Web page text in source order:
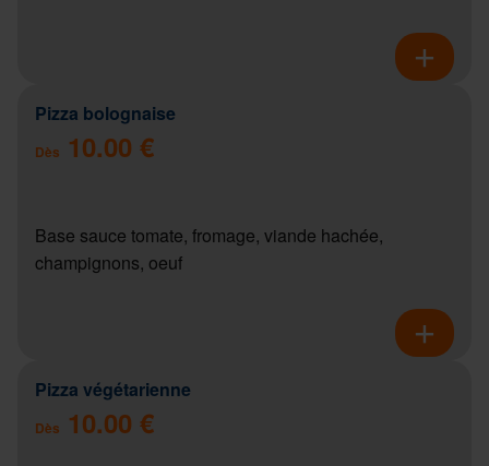
Pizza bolognaise
Dès 10.00 €
Base sauce tomate, fromage, viande hachée,
champignons, oeuf
Pizza végétarienne
Dès 10.00 €